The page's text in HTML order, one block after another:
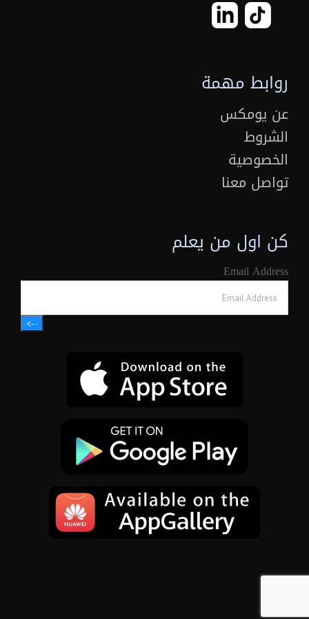
روابط مهمة
عن يومكس
الشروط
الخصوصية
تواصل معنا
كن اول من يعلم
Email Address